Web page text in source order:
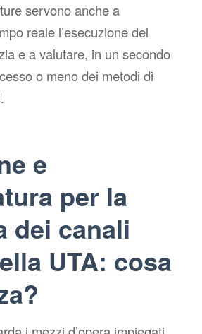
servono anche a
reale l’esecuzione del
e a valutare, in un secondo
o meno dei metodi di
e
per la
dei canali
UTA: cosa